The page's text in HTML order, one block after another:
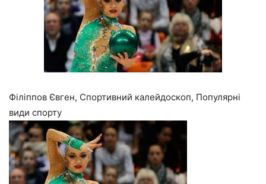
Філіппов Євген, Спортивний калейдоскоп, Популярні
види спорту